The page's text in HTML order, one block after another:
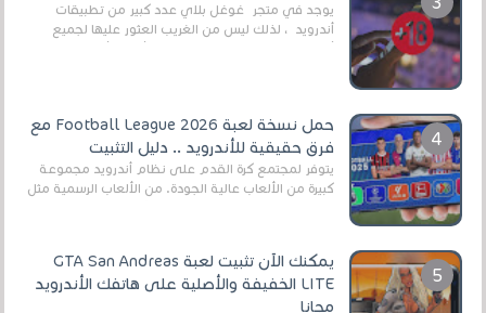
يوجد في متجر غوغل بلاي عدد كبير من تطبيقات
أندرويد ، لذلك ليس من الغريب العثور عليها لجميع
حمل نسخة لعبة Football League 2026 مع
فرق حقيقية للأندرويد .. دليل التثبيت
يتوفر لمجتمع كرة القدم على نظام أندرويد مجموعة
كبيرة من الألعاب عالية الجودة. من الألعاب الرسمية مثل
يمكنك الآن تثبيت لعبة GTA San Andreas
LITE الخفيفة والأصلية على هاتفك الأندرويد
مجانا